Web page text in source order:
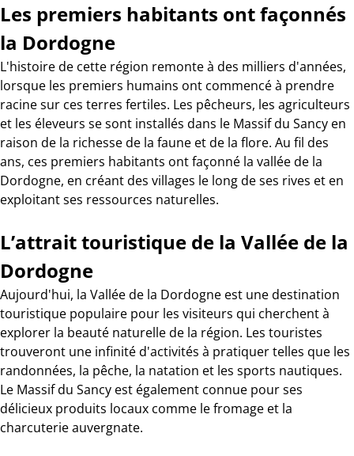
Les premiers habitants ont façonnés
la Dordogne
L'histoire de cette région remonte à des milliers d'années,
lorsque les premiers humains ont commencé à prendre
racine sur ces terres fertiles. Les pêcheurs, les agriculteurs
et les éleveurs se sont installés dans le Massif du Sancy en
raison de la richesse de la faune et de la flore. Au fil des
ans, ces premiers habitants ont façonné la vallée de la
Dordogne, en créant des villages le long de ses rives et en
exploitant ses ressources naturelles.
L’attrait touristique de la Vallée de la
Dordogne
Aujourd'hui, la Vallée de la Dordogne est une destination
touristique populaire pour les visiteurs qui cherchent à
explorer la beauté naturelle de la région. Les touristes
trouveront une infinité d'activités à pratiquer telles que les
randonnées, la pêche, la natation et les sports nautiques.
Le Massif du Sancy est également connue pour ses
délicieux produits locaux comme le fromage et la
charcuterie auvergnate.